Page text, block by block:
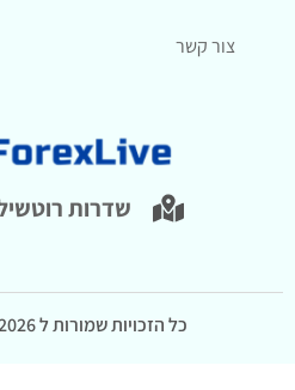
צור קשר
שדרות רוטשילד 45, תל אביב
כל הזכויות שמורות ל forexlive.co.il © 2026